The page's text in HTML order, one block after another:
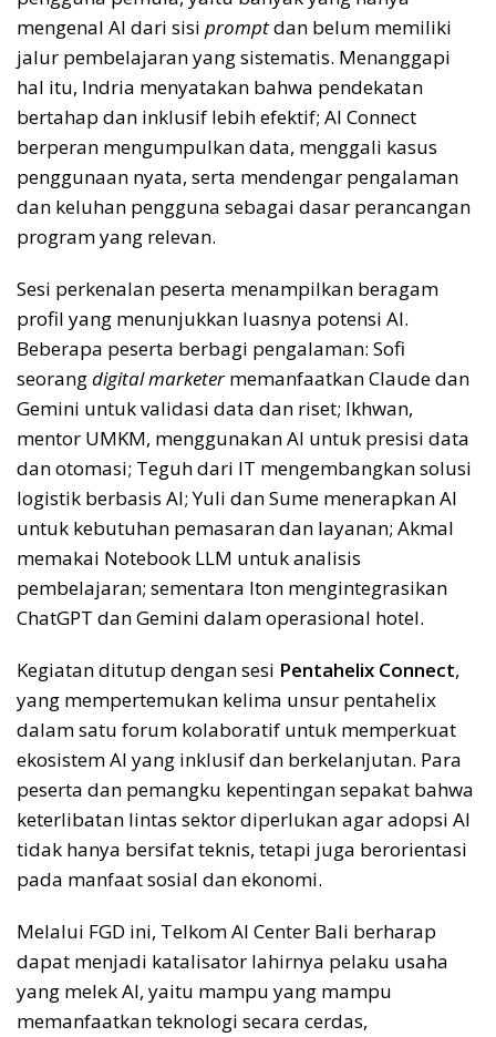
mengenal AI dari sisi promptdan belum memiliki
jalur pembelajaran yang sistematis. Menanggapi
hal itu, Indria menyatakan bahwa pendekatan
bertahap dan inklusif lebih efektif; AI Connect
berperan mengumpulkan data, menggali kasus
penggunaan nyata, serta mendengar pengalaman
dan keluhan pengguna sebagai dasar perancangan
program yang relevan.
Sesi perkenalan peserta menampilkan beragam
profil yang menunjukkan luasnya potensi AI.
Beberapa peserta berbagi pengalaman: Sofi
seorangdigitalmarketermemanfaatkan Claude dan
Gemini untuk validasi data dan riset; Ikhwan,
mentor UMKM, menggunakan AI untuk presisi data
dan otomasi; Teguh dari IT mengembangkan solusi
logistik berbasis AI; Yuli dan Sume menerapkan AI
untuk kebutuhan pemasaran dan layanan; Akmal
memakai Notebook LLM untuk analisis
pembelajaran; sementara Iton mengintegrasikan
ChatGPT dan Gemini dalam operasional hotel.
Kegiatan ditutup dengan sesi Pentahelix Connect,
yang mempertemukan kelima unsur pentahelix
dalam satu forum kolaboratif untuk memperkuat
ekosistem AI yang inklusif dan berkelanjutan. Para
peserta dan pemangku kepentingan sepakat bahwa
keterlibatan lintas sektor diperlukan agar adopsi AI
tidak hanya bersifat teknis, tetapi juga berorientasi
pada manfaat sosial dan ekonomi.
Melalui FGD ini, Telkom AI Center Bali berharap
dapat menjadi katalisator lahirnya pelaku usaha
yang melek AI, yaitu mampu yang mampu
memanfaatkan teknologi secara cerdas,